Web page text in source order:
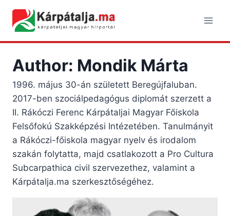
content
Author: Mondik Márta
1996. május 30-án született Beregújfaluban.
2017-ben szociálpedagógus diplomát szerzett a
II. Rákóczi Ferenc Kárpátaljai Magyar Főiskola
Felsőfokú Szakképzési Intézetében. Tanulmányit
a Rákóczi-főiskola magyar nyelv és irodalom
szakán folytatta, majd csatlakozott a Pro Cultura
Subcarpathica civil szervezethez, valamint a
Kárpátalja.ma szerkesztőségéhez.